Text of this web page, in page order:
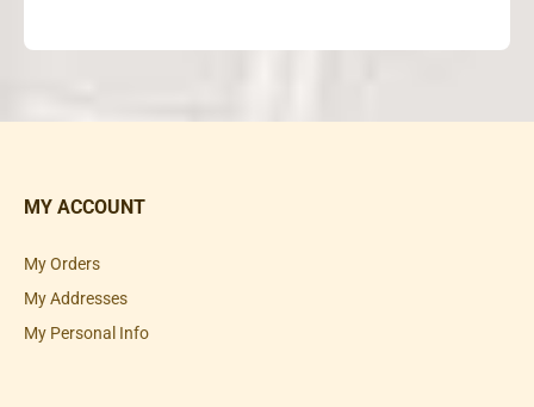
MY ACCOUNT
My Orders
My Addresses
My Personal Info